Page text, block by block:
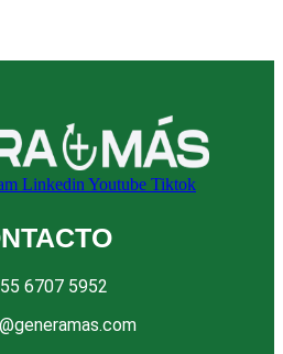
Linkedin Youtube Tiktok
6707 5952